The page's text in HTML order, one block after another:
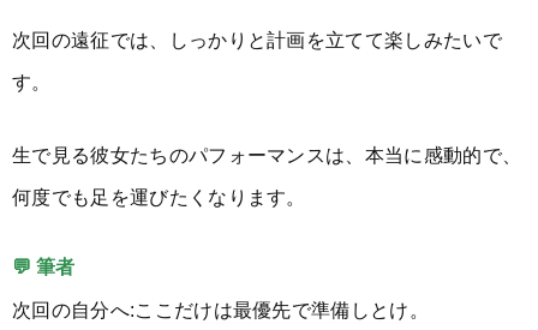
次回の遠征では、しっかりと計画を立てて楽しみたいで
す。
生で見る彼女たちのパフォーマンスは、本当に感動的で、
何度でも足を運びたくなります。
💬 筆者
次回の自分へ:ここだけは最優先で準備しとけ。